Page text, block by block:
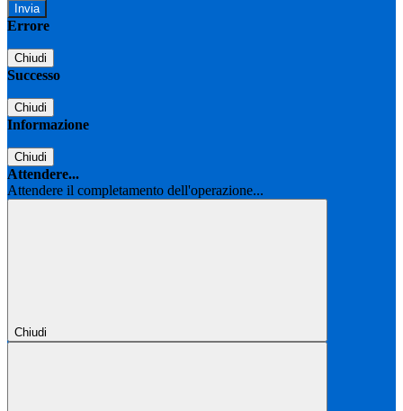
Errore
Chiudi
Successo
Chiudi
Informazione
Chiudi
Attendere...
Attendere il completamento dell'operazione...
Chiudi